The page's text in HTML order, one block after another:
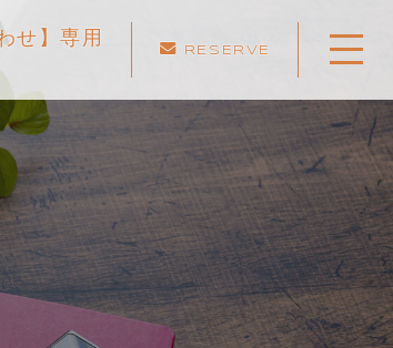
】専用
RESERVE
ホーム
当スクールについて
キャンペーン
料金表・コース
出張エリア